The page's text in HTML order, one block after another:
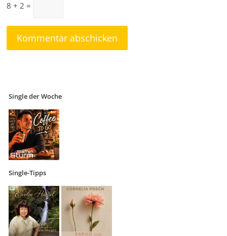
8 + 2 =
Single der Woche
Single-Tipps